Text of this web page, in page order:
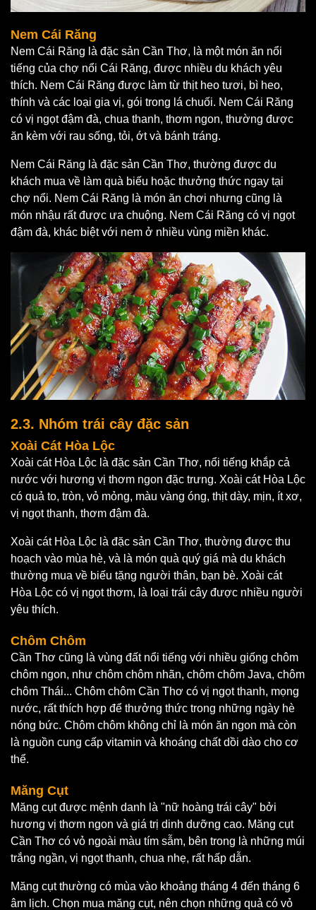
Nem Cái Răng
Nem Cái Răng là đặc sản Cần Thơ, là một món ăn nổi
tiếng của chợ nổi Cái Răng, được nhiều du khách yêu
thích. Nem Cái Răng được làm từ thịt heo tươi, bì heo,
thính và các loại gia vị, gói trong lá chuối. Nem Cái Răng
có vị ngọt đậm đà, chua thanh, thơm ngon, thường được
ăn kèm với rau sống, tỏi, ớt và bánh tráng.
Nem Cái Răng là đặc sản Cần Thơ, thường được du
khách mua về làm quà biếu hoặc thưởng thức ngay tại
chợ nổi. Nem Cái Răng là món ăn chơi nhưng cũng là
món nhậu rất được ưa chuộng. Nem Cái Răng có vị ngọt
đậm đà, khác biệt với nem ở nhiều vùng miền khác.
2.3. Nhóm trái cây đặc sản
Xoài Cát Hòa Lộc
Xoài cát Hòa Lộc là đặc sản Cần Thơ, nổi tiếng khắp cả
nước với hương vị thơm ngon đặc trưng. Xoài cát Hòa Lộc
có quả to, tròn, vỏ mỏng, màu vàng óng, thịt dày, mịn, ít xơ,
vị ngọt thanh, thơm đậm đà.
Xoài cát Hòa Lộc là đặc sản Cần Thơ, thường được thu
hoạch vào mùa hè, và là món quà quý giá mà du khách
thường mua về biếu tặng người thân, bạn bè. Xoài cát
Hòa Lộc có vị ngọt thơm, là loại trái cây được nhiều người
yêu thích.
Chôm Chôm
Cần Thơ cũng là vùng đất nổi tiếng với nhiều giống chôm
chôm ngon, như chôm chôm nhãn, chôm chôm Java, chôm
chôm Thái... Chôm chôm Cần Thơ có vị ngọt thanh, mọng
nước, rất thích hợp để thưởng thức trong những ngày hè
nóng bức. Chôm chôm không chỉ là món ăn ngon mà còn
là nguồn cung cấp vitamin và khoáng chất dồi dào cho cơ
thể.
Măng Cụt
Măng cụt được mệnh danh là "nữ hoàng trái cây" bởi
hương vị thơm ngon và giá trị dinh dưỡng cao. Măng cụt
Cần Thơ có vỏ ngoài màu tím sẫm, bên trong là những múi
trắng ngần, vị ngọt thanh, chua nhẹ, rất hấp dẫn.
Măng cụt thường có mùa vào khoảng tháng 4 đến tháng 6
âm lịch. Chọn mua măng cụt, nên chọn những quả có vỏ